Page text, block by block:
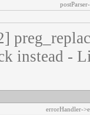
instead -
errorHandler-